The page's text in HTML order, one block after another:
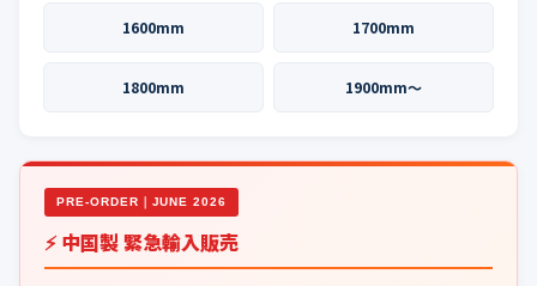
1600mm 1700mm
1800mm 1900mm〜
PRE-ORDER｜JUNE 2026
⚡ 中国製 緊急輸入販売